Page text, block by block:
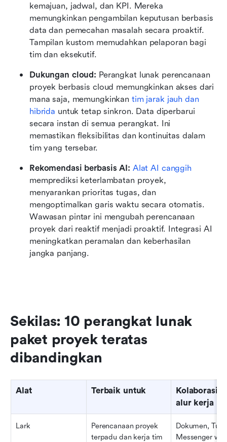
kemajuan, jadwal, dan KPI. Mereka
memungkinkan pengambilan keputusan berbasis
data dan pemecahan masalah secara proaktif.
Tampilan kustom memudahkan pelaporan bagi
tim dan eksekutif.
Dukungan cloud: Perangkat lunak perencanaan
proyek berbasis cloud memungkinkan akses dari
mana saja, memungkinkan tim jarak jauh dan
hibrida untuk tetap sinkron. Data diperbarui
secara instan di semua perangkat. Ini
memastikan fleksibilitas dan kontinuitas dalam
tim yang tersebar.
Rekomendasi berbasis AI: Alat AI canggih
memprediksi keterlambatan proyek,
menyarankan prioritas tugas, dan
mengoptimalkan garis waktu secara otomatis.
Wawasan pintar ini mengubah perencanaan
proyek dari reaktif menjadi proaktif. Integrasi AI
meningkatkan peramalan dan keberhasilan
jangka panjang.
Sekilas: 10 perangkat lunak
paket proyek teratas
dibandingkan
Alat Terbaik untuk
Kolaborasi
alur kerja
Lark
Perencanaan proyek
terpadu dan kerja tim
Dokumen,
Messenger